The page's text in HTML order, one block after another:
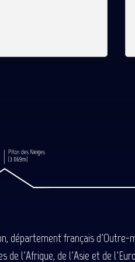
département français d'Outre-
l'Afrique, de l'Asie et de